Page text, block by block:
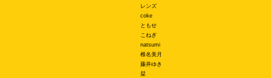
レンズ
coke
ともせ
こねぎ
natsumi
椎名美月
藤井ゆき
栞